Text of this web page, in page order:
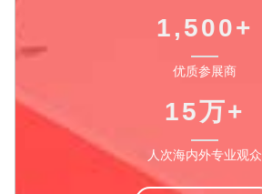
1,500+
优质参展商
15万+
人次海内外专业观众